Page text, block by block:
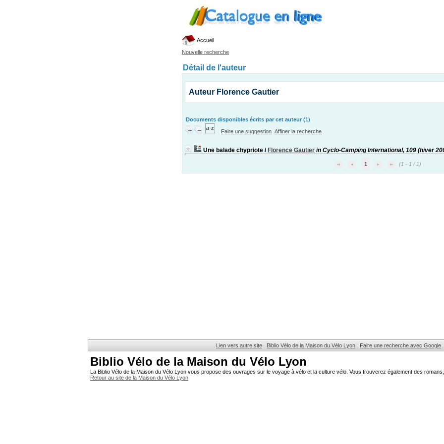
Accueil
Nouvelle recherche
Détail de l'auteur
Auteur Florence Gautier
Documents disponibles écrits par cet auteur (1)
Faire une suggestion Affiner la recherche
Une balade chypriote / Florence Gautier in Cyclo-Camping International, 109 (hiver
1 (1 - 1 / 1)
Lien vers autre site Biblio Vélo de la Maison du Vélo Lyon Faire une recherche avec Google
Biblio Vélo de la Maison du Vélo Lyon
La Biblio Vélo de la Maison du Vélo Lyon vous propose des ouvrages sur le voyage à vélo et la culture vélo. Vous trouverez également des
Retour au site de la Maison du Vélo Lyon